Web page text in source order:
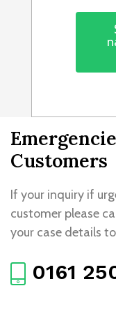
Customers
If your inquiry if
customer please
your case details
0161